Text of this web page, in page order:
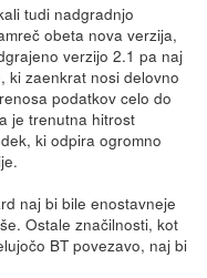
tudi nadgradnjo
obeta nova verzija,
verzijo 2.1 pa naj
ki zaenkrat nosi delovno
podatkov celo do
je trenutna hitrost
ki odpira ogromno
naj bi bile enostavneje
Ostale značilnosti, kot
BT povezavo, naj bi